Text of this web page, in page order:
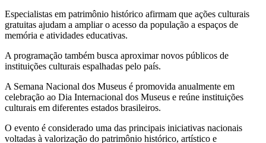
Especialistas em patrimônio histórico afirmam que ações culturais
gratuitas ajudam a ampliar o acesso da população a espaços de
memória e atividades educativas.
A programação também busca aproximar novos públicos de
instituições culturais espalhadas pelo país.
A Semana Nacional dos Museus é promovida anualmente em
celebração ao Dia Internacional dos Museus e reúne instituições
culturais em diferentes estados brasileiros.
O evento é considerado uma das principais iniciativas nacionais
voltadas à valorização do patrimônio histórico, artístico e